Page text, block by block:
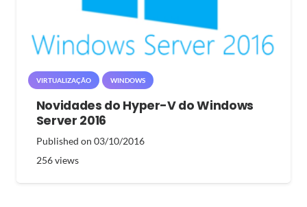
VIRTUALIZAÇÃO WINDOWS
Novidades do Hyper-V do Windows
Server 2016
Published on 03/10/2016
256views